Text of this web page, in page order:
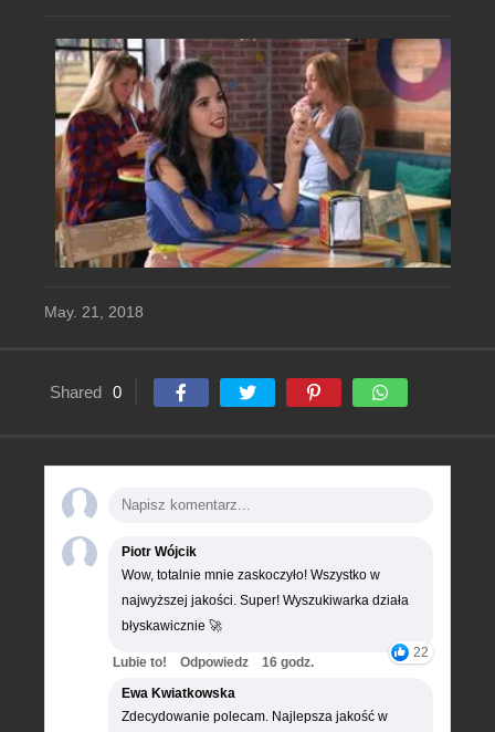
May. 21, 2018
Shared 0
Piotr Wójcik
Wow, totalnie mnie zaskoczyło! Wszystko w
najwyższej jakości. Super! Wyszukiwarka działa
błyskawicznie 🚀
22
Lubie to! Odpowiedz
16 godz.
Ewa Kwiatkowska
Zdecydowanie polecam. Najlepsza jakość w